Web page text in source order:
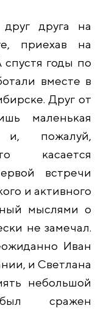
друга на
приехав на
спустя годы по
вместе в
Друг от
маленькая
пожалуй,
касается
встречи
и активного
мыслями о
не замечал.
Иван
и Светлана
небольшой
сражен